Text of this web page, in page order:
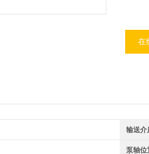
在
输送介
泵轴位